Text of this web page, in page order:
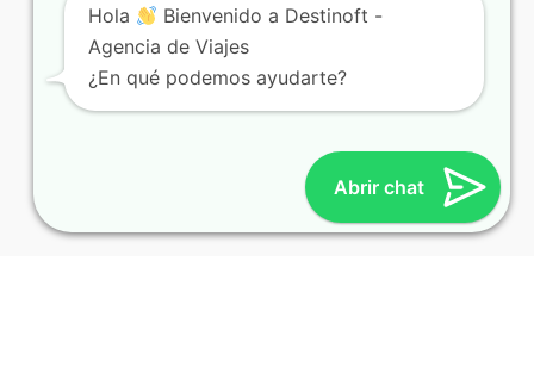
Abrir chat
Hola
Bienvenido a Destinoft -
Agencia de Viajes
¿En qué podemos ayudarte?